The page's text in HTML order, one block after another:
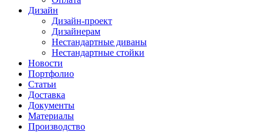
Дизайн
Дизайн-проект
Дизайнерам
Нестандартные диваны
Нестандартные стойки
Новости
Портфолио
Статьи
Доставка
Документы
Материалы
Производство